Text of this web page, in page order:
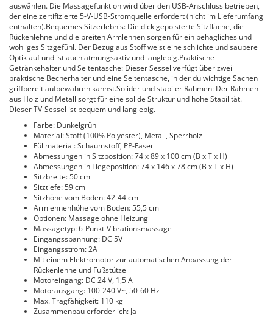
auswählen. Die Massagefunktion wird über den USB-Anschluss betrieben,
der eine zertifizierte 5-V-USB-Stromquelle erfordert (nicht im Lieferumfang
enthalten).Bequemes Sitzerlebnis: Die dick gepolsterte Sitzfläche, die
Rückenlehne und die breiten Armlehnen sorgen für ein behagliches und
wohliges Sitzgefühl. Der Bezug aus Stoff weist eine schlichte und saubere
Optik auf und ist auch atmungsaktiv und langlebig.Praktische
Getränkehalter und Seitentasche: Dieser Sessel verfügt über zwei
praktische Becherhalter und eine Seitentasche, in der du wichtige Sachen
griffbereit aufbewahren kannst.Solider und stabiler Rahmen: Der Rahmen
aus Holz und Metall sorgt für eine solide Struktur und hohe Stabilität.
Dieser TV-Sessel ist bequem und langlebig.
Farbe: Dunkelgrün
Material: Stoff (100% Polyester), Metall, Sperrholz
Füllmaterial: Schaumstoff, PP-Faser
Abmessungen in Sitzposition: 74 x 89 x 100 cm (B x T x H)
Abmessungen in Liegeposition: 74 x 146 x 78 cm (B x T x H)
Sitzbreite: 50 cm
Sitztiefe: 59 cm
Sitzhöhe vom Boden: 42-44 cm
Armlehnenhöhe vom Boden: 55,5 cm
Optionen: Massage ohne Heizung
Massagetyp: 6-Punkt-Vibrationsmassage
Eingangsspannung: DC 5V
Eingangsstrom: 2A
Mit einem Elektromotor zur automatischen Anpassung der
Rückenlehne und Fußstütze
Motoreingang: DC 24 V, 1,5 A
Motorausgang: 100-240 V~, 50-60 Hz
Max. Tragfähigkeit: 110 kg
Zusammenbau erforderlich: Ja